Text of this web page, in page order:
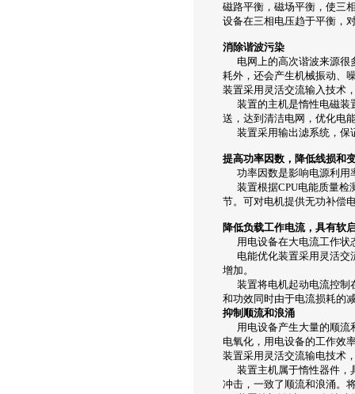
磁路平衡，磁场平衡，使三
设备在三相电压趋于平衡，
消除谐波污染
电网上的高次谐波来源很
耗外，还会产生机械振动、
装置采用灵活交流输入技术
装置的主机是惰性电磁装
送，达到清洁电网，优化电
装置采用输出滤系统，保
提高功率因数，降低线损和
功率因数是影响电源利用
装置根据CPU电能质量检
节。可对电机提供无功补偿
降低负载工作电流，具有软
用电设备在大电流工作状
电能优化装置采用灵活交
增加。
装置将电机起动电流控制
和功效同时由于电流损耗的
抑制顺流和浪涌
用电设备产生大量的顺流
电氧化，用电设备的工作效
装置采用灵活交流输电技术
装置主机属于惰性器件，
冲击，一致了顺流和浪涌。